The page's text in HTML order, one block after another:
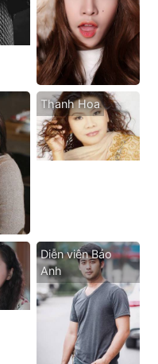
Thanh Hoa
Diễn viên Bảo
Anh